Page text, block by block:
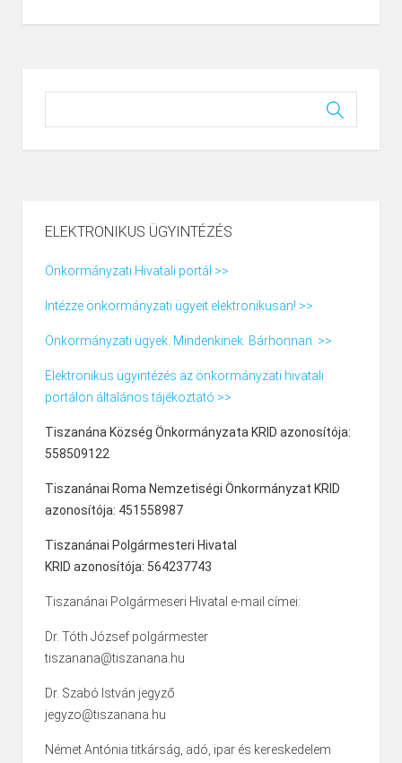
ELEKTRONIKUS ÜGYINTÉZÉS
Önkormányzati Hivatali portál >>
Intézze önkormányzati ügyeit elektronikusan! >>
Önkormányzati ügyek. Mindenkinek. Bárhonnan. >>
Elektronikus ügyintézés az önkormányzati hivatali
portálon általános tájékoztató >>
Tiszanána Község Önkormányzata KRID azonosítója:
558509122
Tiszanánai Roma Nemzetiségi Önkormányzat KRID
azonosítója: 451558987
Tiszanánai Polgármesteri Hivatal
KRID azonosítója: 564237743
Tiszanánai Polgármeseri Hivatal e-mail címei:
Dr. Tóth József polgármester
tiszanana@tiszanana.hu
Dr. Szabó István jegyző
jegyzo@tiszanana.hu
Német Antónia titkárság, adó, ipar és kereskedelem